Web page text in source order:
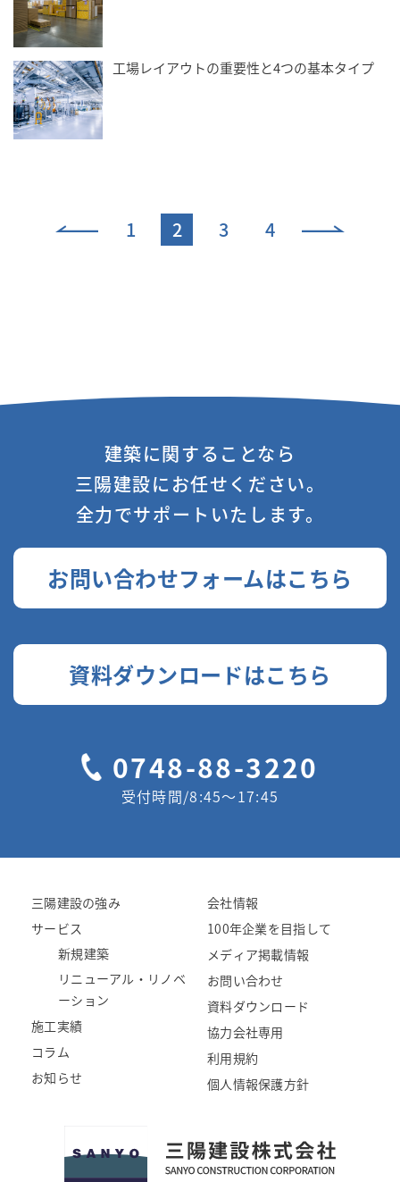
工場レイアウトの重要性と4つの基本タイプ
r
1 2 3 4
e
建築に関することなら
三陽建設にお任せください。
全力でサポートいたします。
お問い合わせフォームはこちら
資料ダウンロードはこちら
0748-88-3220
受付時間/8:45〜17:45
三陽建設の強み
サービス
新規建築
リニューアル・リノベ
ーション
施工実績
コラム
お知らせ
会社情報
100年企業を目指して
メディア掲載情報
お問い合わせ
資料ダウンロード
協力会社専用
利用規約
個人情報保護方針